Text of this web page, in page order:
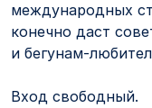
международных
конечно даст
и бегунам-
Вход свободный.